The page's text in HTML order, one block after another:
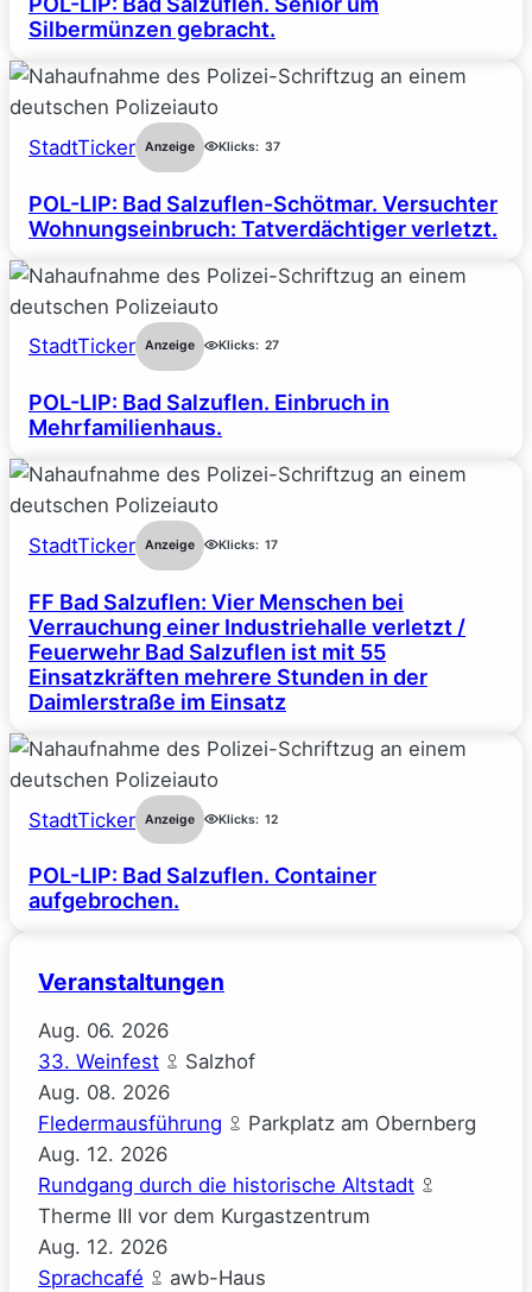
Silbermünzen gebracht.
StadtTicker Anzeige Klicks: 37
POL-LIP: Bad Salzuflen-Schötmar. Versuchter
Wohnungseinbruch: Tatverdächtiger verletzt.
StadtTicker Anzeige Klicks: 27
POL-LIP: Bad Salzuflen. Einbruch in
Mehrfamilienhaus.
StadtTicker Anzeige Klicks: 17
FF Bad Salzuflen: Vier Menschen bei
Verrauchung einer Industriehalle verletzt /
Feuerwehr Bad Salzuflen ist mit 55
Einsatzkräften mehrere Stunden in der
Daimlerstraße im Einsatz
StadtTicker Anzeige Klicks: 12
POL-LIP: Bad Salzuflen. Container
aufgebrochen.
Veranstaltungen
Aug. 06. 2026
33. Weinfest
Salzhof
Aug. 08. 2026
Fledermausführung
Parkplatz am Obernberg
Aug. 12. 2026
Rundgang durch die historische Altstadt
Therme III vor dem Kurgastzentrum
Aug. 12. 2026
Sprachcafé
awb-Haus